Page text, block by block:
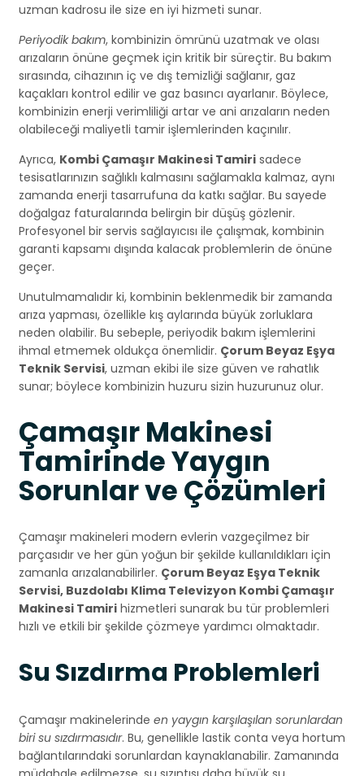
uzman kadrosu ile size en iyi hizmeti sunar.
Periyodik bakım, kombinizin ömrünü uzatmak ve olası
arızaların önüne geçmek için kritik bir süreçtir. Bu bakım
sırasında, cihazının iç ve dış temizliği sağlanır, gaz
kaçakları kontrol edilir ve gaz basıncı ayarlanır. Böylece,
kombinizin enerji verimliliği artar ve ani arızaların neden
olabileceği maliyetli tamir işlemlerinden kaçınılır.
Ayrıca, Kombi Çamaşır Makinesi Tamiri sadece
tesisatlarınızın sağlıklı kalmasını sağlamakla kalmaz, aynı
zamanda enerji tasarrufuna da katkı sağlar. Bu sayede
doğalgaz faturalarında belirgin bir düşüş gözlenir.
Profesyonel bir servis sağlayıcısı ile çalışmak, kombinin
garanti kapsamı dışında kalacak problemlerin de önüne
geçer.
Unutulmamalıdır ki, kombinin beklenmedik bir zamanda
arıza yapması, özellikle kış aylarında büyük zorluklara
neden olabilir. Bu sebeple, periyodik bakım işlemlerini
ihmal etmemek oldukça önemlidir. Çorum Beyaz Eşya
Teknik Servisi, uzman ekibi ile size güven ve rahatlık
sunar; böylece kombinizin huzuru sizin huzurunuz olur.
Çamaşır Makinesi
Tamirinde Yaygın
Sorunlar ve Çözümleri
Çamaşır makineleri modern evlerin vazgeçilmez bir
parçasıdır ve her gün yoğun bir şekilde kullanıldıkları için
zamanla arızalanabilirler. Çorum Beyaz Eşya Teknik
Servisi, Buzdolabı Klima Televizyon Kombi Çamaşır
Makinesi Tamiri hizmetleri sunarak bu tür problemleri
hızlı ve etkili bir şekilde çözmeye yardımcı olmaktadır.
Su Sızdırma Problemleri
Çamaşır makinelerinde en yaygın karşılaşılan sorunlardan
biri su sızdırmasıdır. Bu, genellikle lastik conta veya hortum
bağlantılarındaki sorunlardan kaynaklanabilir. Zamanında